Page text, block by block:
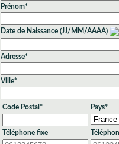
Prénom*
Date de Naissance (JJ/MM/AAAA)
Adresse*
Ville*
Code Postal* Pays*
Téléphone fixe